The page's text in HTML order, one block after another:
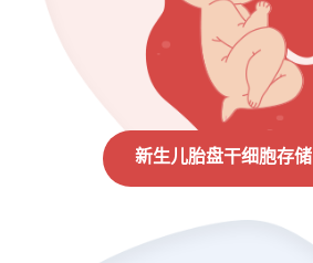
新生儿胎盘干细胞存储